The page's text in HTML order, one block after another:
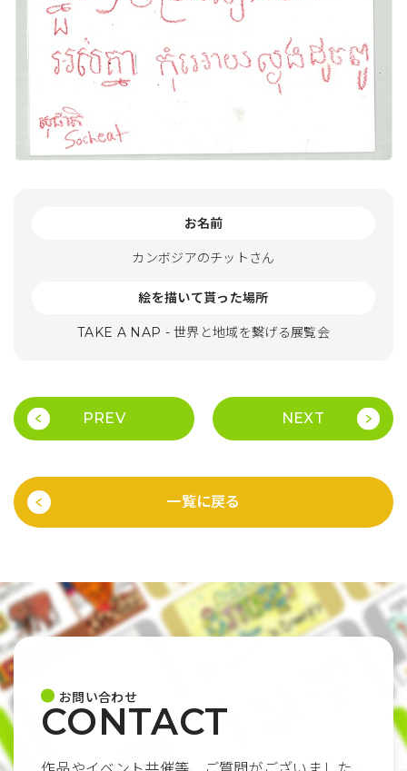
お名前
カンボジアのチットさん
絵を描いて貰った場所
TAKE A NAP - 世界と地域を繋げる展覧会
PREV NEXT
一覧に戻る
お問い合わせ
CONTACT